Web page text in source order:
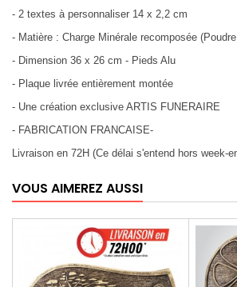
- 2 textes à personnaliser 14 x 2,2 cm
- Matière : Charge Minérale recomposée
- Dimension 36 x 26 cm - Pieds Alu
- Plaque livrée entièrement montée
- Une création exclusive ARTIS FUNERAIRE
- FABRICATION FRANCAISE-
Livraison en 72H (Ce délai s'entend hors week-
VOUS AIMEREZ AUSSI